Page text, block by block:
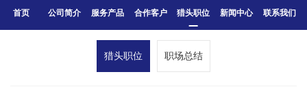
首页 公司简介 服务产品 合作客户 猎头职位 新闻中心 联系我们
猎头职位 职场总结